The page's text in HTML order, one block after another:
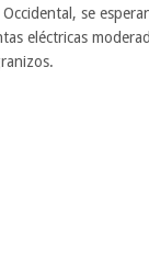
se
eléctricas